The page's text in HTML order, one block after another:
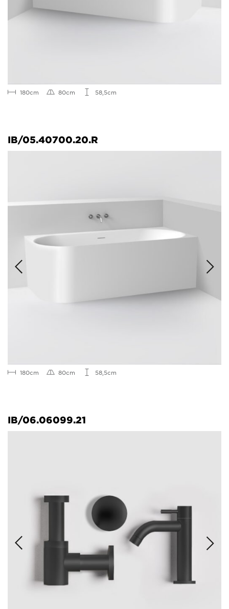
180cm 80cm 58,5cm
IB/05.40700.20.R
180cm 80cm 58,5cm
IB/06.06099.21